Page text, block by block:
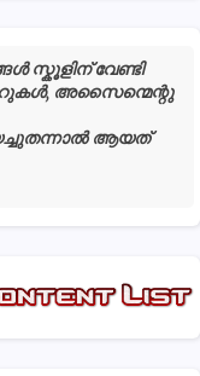
സ്കൂളിന് വേണ്ടി
അസൈന്മെന്റു
ആയത്